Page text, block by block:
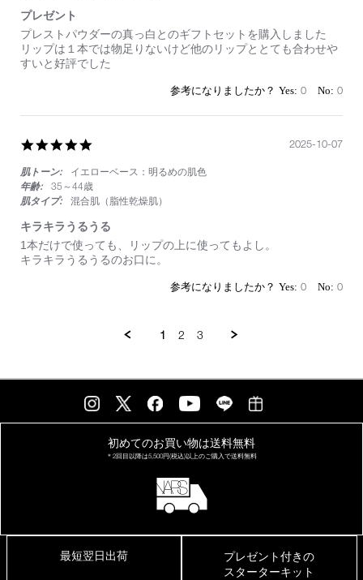
プレゼント
Review
by
on
review
stating
プ
ト
プレストパウダーの真っ白とのギフトセットを購入しました
リップは１本では物足りないけど他のリップととても合わせや
すいと好評でした
0 0
rating
肌トーン:
イエローベース：明るめの肌色
年齢:
35～44歳
肌タイプ:
混合肌（脂性乾燥肌）
キラキラうるうる
Review
by
review
stating
1本だけで使っても、リップの上に使ってもよし。
キラキラうるうるのお口に。
2025-10-07
0 0
1 2 3
初めてのお買い物は送料無料
＊2回目以降は5,500円(税込)以上のご購入で送料無料
最短翌日出荷
プレゼント付きの
スターターキット